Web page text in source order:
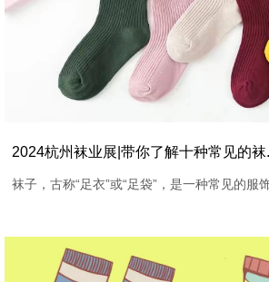
2024杭州袜业展|带你了解十种常见的袜
袜子，古称“足衣”或“足袋”，是一种常见的服